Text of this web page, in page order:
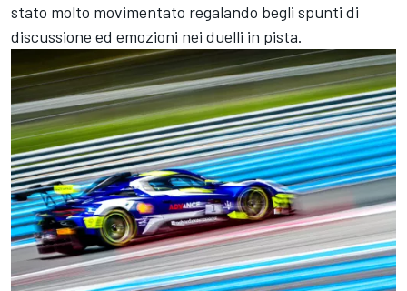
stato molto movimentato regalando begli spunti di
discussione ed emozioni nei duelli in pista.